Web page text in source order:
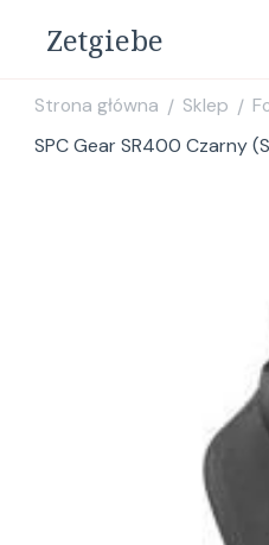
Zetgiebe
Strona główna / Sklep /
SPC Gear SR400 Czarny